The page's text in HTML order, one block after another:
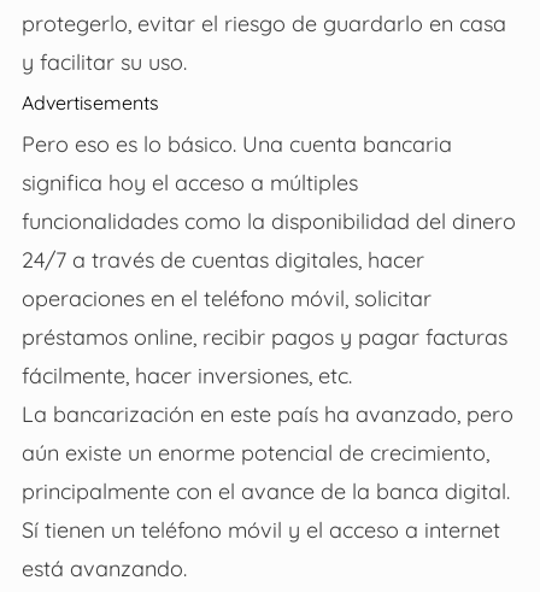
protegerlo, evitar el riesgo de guardarlo en casa
y facilitar su uso.
Advertisements
Pero eso es lo básico. Una cuenta bancaria
significa hoy el acceso a múltiples
funcionalidades como la disponibilidad del dinero
24/7 a través de cuentas digitales, hacer
operaciones en el teléfono móvil, solicitar
préstamos online, recibir pagos y pagar facturas
fácilmente, hacer inversiones, etc.
La bancarización en este país ha avanzado, pero
aún existe un enorme potencial de crecimiento,
principalmente con el avance de la banca digital.
Sí tienen un teléfono móvil y el acceso a internet
está avanzando.